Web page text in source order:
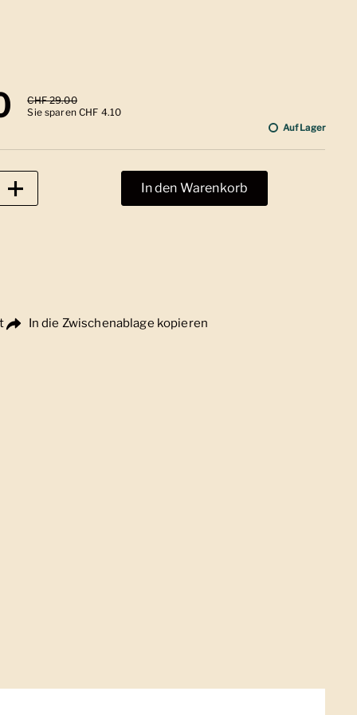
Sale-Preis
CHF 29.00
Sie sparen CHF 4.10
Auf Lager
In den Warenkorb
In die Zwischenablage kopieren